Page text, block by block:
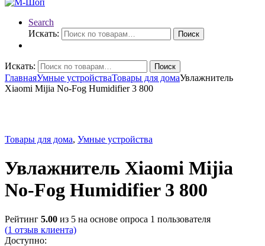
Search
Искать:
Поиск
Искать: Поиск
ГлавнаяУмные устройстваТовары для домаУвлажнитель
Xiaomi Mijia No-Fog Humidifier 3 800
Товары для дома, Умные устройства
Увлажнитель Xiaomi Mijia
No-Fog Humidifier 3 800
Рейтинг 5.00 из 5 на основе опроса 1 пользователя
(1 отзыв клиента)
Доступно: